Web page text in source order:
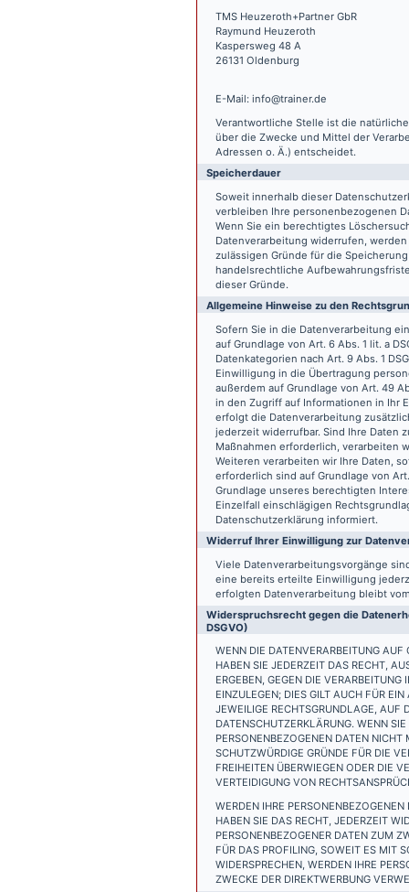
TMS Heuzeroth+Partner GbR
Raymund Heuzeroth
Kaspersweg 48 A
26131 Oldenburg
E-Mail: info@trainer.de
Verantwortliche Stelle ist die
über die Zwecke und Mittel der
Adressen o. Ä.) entscheidet.
Speicherdauer
Soweit innerhalb dieser
verbleiben Ihre personenbezogenen
Wenn Sie ein berechtigtes
Datenverarbeitung widerrufen,
zulässigen Gründe für die
handelsrechtliche
dieser Gründe.
Allgemeine Hinweise zu den
Sofern Sie in die Datenverarbeitung
auf Grundlage von Art. 6 Abs. 1 lit. a
Datenkategorien nach Art. 9 Abs. 1
Einwilligung in die Übertragung
außerdem auf Grundlage von Art. 49
in den Zugriff auf Informationen in Ihr
erfolgt die Datenverarbeitung
jederzeit widerrufbar. Sind Ihre Daten
Maßnahmen erforderlich, verarbeiten
Weiteren verarbeiten wir Ihre Daten,
erforderlich sind auf Grundlage von
Grundlage unseres berechtigten
Einzelfall einschlägigen
Datenschutzerklärung informiert.
Widerruf Ihrer Einwilligung zur
Viele Datenverarbeitungsvorgänge
eine bereits erteilte Einwilligung
erfolgten Datenverarbeitung bleibt
Widerspruchsrecht gegen die
DSGVO)
WENN DIE DATENVERARBEITUNG
HABEN SIE JEDERZEIT DAS RECHT,
ERGEBEN, GEGEN DIE
EINZULEGEN; DIES GILT AUCH FÜR
JEWEILIGE RECHTSGRUNDLAGE, AUF
DATENSCHUTZERKLÄRUNG. WENN
PERSONENBEZOGENEN DATEN
SCHUTZWÜRDIGE GRÜNDE FÜR DIE
FREIHEITEN ÜBERWIEGEN ODER DIE
VERTEIDIGUNG VON
WERDEN IHRE
HABEN SIE DAS RECHT, JEDERZEIT
PERSONENBEZOGENER DATEN ZUM
FÜR DAS PROFILING, SOWEIT ES MIT
WIDERSPRECHEN, WERDEN IHRE
ZWECKE DER DIREKTWERBUNG